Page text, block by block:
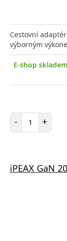
Cestovní
výborným
E-shop
- Počet
+
iPEAX GaN